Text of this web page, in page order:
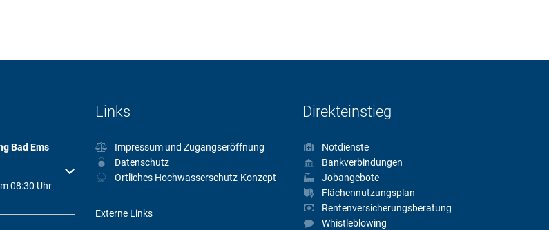
Bad Ems
oder Schließzeiten auszublenden
08:30 Uhr
Links
Impressum und Zugangseröffnung
Datenschutz
Örtliches Hochwasserschutz-Konzept
Externe Links
Direkteinstieg
Notdienste
Bankverbindungen
Jobangebote
Flächennutzungsplan
Rentenversicherungsberatung
Whistleblowing